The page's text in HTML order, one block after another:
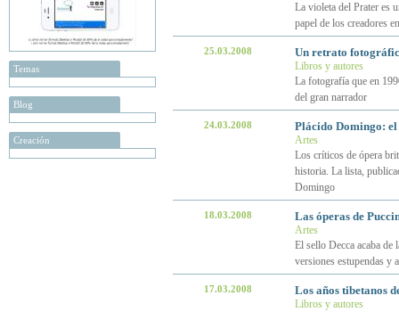
Temas
Blog
Creación
La violeta del Prater es
papel de los creadores
25.03.2008 Un retrato
Libros y autores
La fotografía que en
del gran narrador
24.03.2008 Plácido Domingo:
Artes
Los críticos de ópera
historia. La lista,
Domingo
18.03.2008 Las óperas de
Artes
El sello Decca acaba de
versiones estupendas y
17.03.2008 Los años tibetanos
Libros y autores